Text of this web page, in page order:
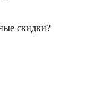
скидки?